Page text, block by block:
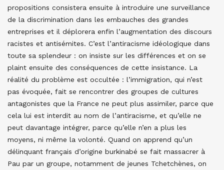
propositions consistera ensuite à introduire une surveillance
de la discrimination dans les embauches des grandes
entreprises et il déplorera enfin l’augmentation des discours
racistes et antisémites. C’est l’antiracisme idéologique dans
toute sa splendeur : on insiste sur les différences et on se
plaint ensuite des conséquences de cette insistance. La
réalité du problème est occultée : l’immigration, qui n’est
pas évoquée, fait se rencontrer des groupes de cultures
antagonistes que la France ne peut plus assimiler, parce que
cela lui est interdit au nom de l’antiracisme, et qu’elle ne
peut davantage intégrer, parce qu’elle n’en a plus les
moyens, ni même la volonté. Quand on apprend qu’un
délinquant français d’origine burkinabé se fait massacrer à
Pau par un groupe, notamment de jeunes Tchetchènes, on